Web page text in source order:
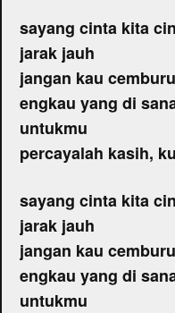
sayang cinta kita
jarak jauh
jangan kau
engkau yang di
untukmu
percayalah kasih,
sayang cinta kita
jarak jauh
jangan kau
engkau yang di
untukmu